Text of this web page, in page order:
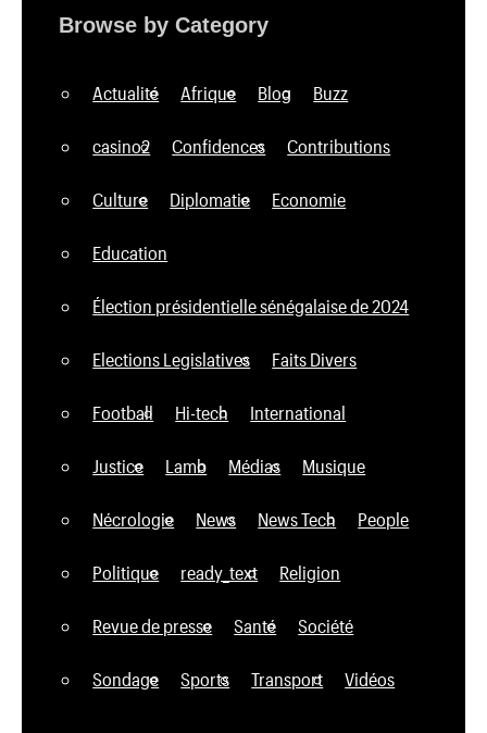
Browse by Category
Actualité Afrique Blog Buzz
casino2 Confidences Contributions
Culture Diplomatie Economie
Education
Élection présidentielle sénégalaise de 2024
Elections Legislatives Faits Divers
Football Hi-tech International
Justice Lamb Médias Musique
Nécrologie News News Tech People
Politique ready_text Religion
Revue de presse Santé Société
Sondage Sports Transport Vidéos